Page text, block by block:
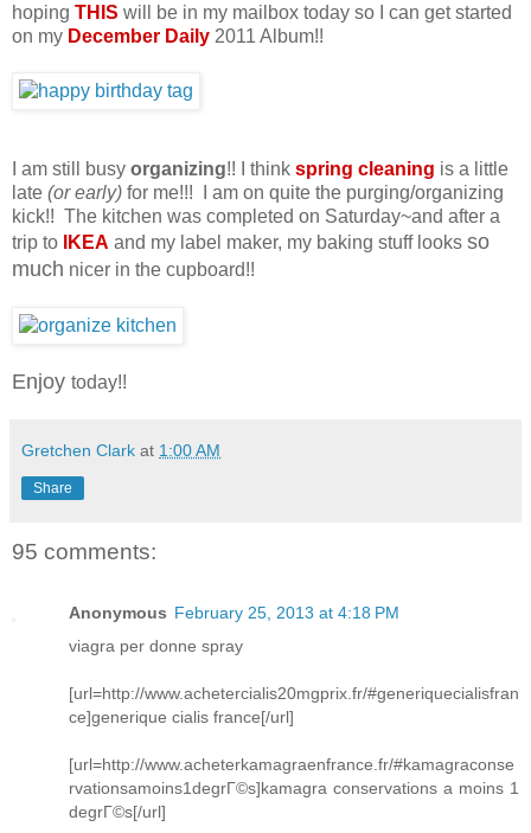
hoping THIS will be in my mailbox today so I can get started
on my December Daily 2011 Album!!
I am still busy organizing!! I think spring cleaning is a little
late (or early) for me!!! I am on quite the purging/organizing
kick!! The kitchen was completed on Saturday~and after a
trip to
IKEA and my label maker, my baking stuff looks so
much nicer in the cupboard!!
Enjoy today!!
Gretchen Clark at 1:00 AM
Share
95 comments:
Anonymous February 25, 2013 at 4:18 PM
viagra per donne spray
[url=http://www.achetercialis20mgprix.fr/#generiquecialisfran
ce]generique cialis france[/url]
[url=http://www.acheterkamagraenfrance.fr/#kamagraconse
rvationsamoins1degrГ©s]kamagra conservations a moins 1
degrГ©s[/url]